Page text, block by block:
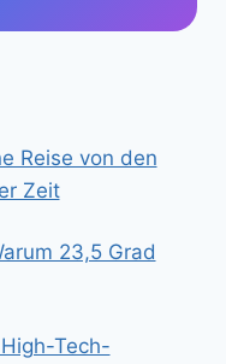
Reise von den
Zeit
23,5 Grad
Tech-